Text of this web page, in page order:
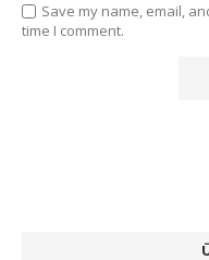
Save my name, email,
time I comment.